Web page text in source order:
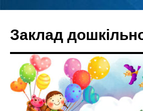
вмісту
Заклад